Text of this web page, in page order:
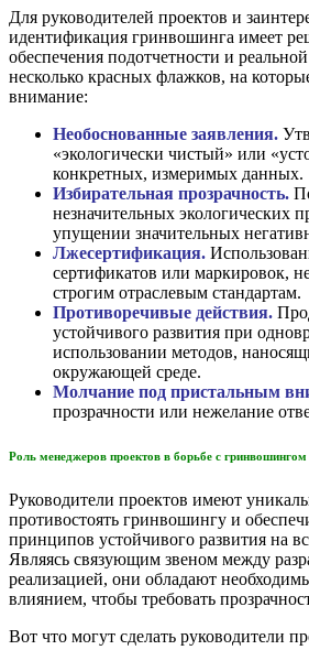
Для руководителей проектов и
идентификация гринвошинга имеет
обеспечения подотчетности и
несколько красных флажков, на
внимание:
Необоснованные заявления.
«экологически чистый» или
конкретных, измеримых данных.
Избирательная прозрачность.
незначительных экологических
упущении значительных
Лжесертификация.
сертификатов или маркировок,
строгим отраслевым стандартам.
Противоречивые действия.
устойчивого развития при
использовании методов,
окружающей среде.
Молчание под пристальным
прозрачности или нежелание
Роль менеджеров проектов в борьбе с гринвошингом
Руководители проектов имеют
противостоять гринвошингу и
принципов устойчивого развития на
Являясь связующим звеном между
реализацией, они обладают
влиянием, чтобы требовать
Вот что могут сделать руководители